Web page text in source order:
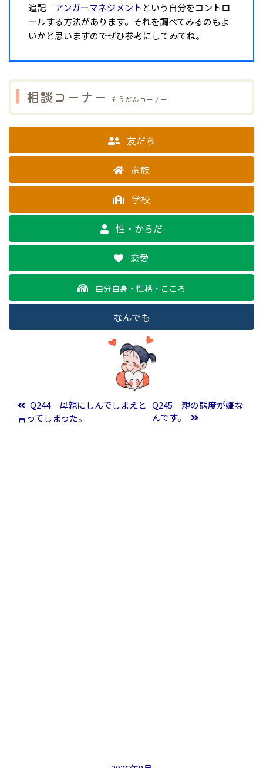
追記
アンガーマネジメント という自分をコントロ
ールする方法があります。それを調べてみるのもよ
いかと思いますのでぜひ参考にしてみてね。
相談コーナー そうだんコーナー
友だち
家族
学校
性・からだ
恋愛
自分自身・性格・こころ
なんでも
投稿ナビゲーション
Q244 母親にしんでしまえと
言ってしまった。
Q245 親の態度が嫌な
んです。